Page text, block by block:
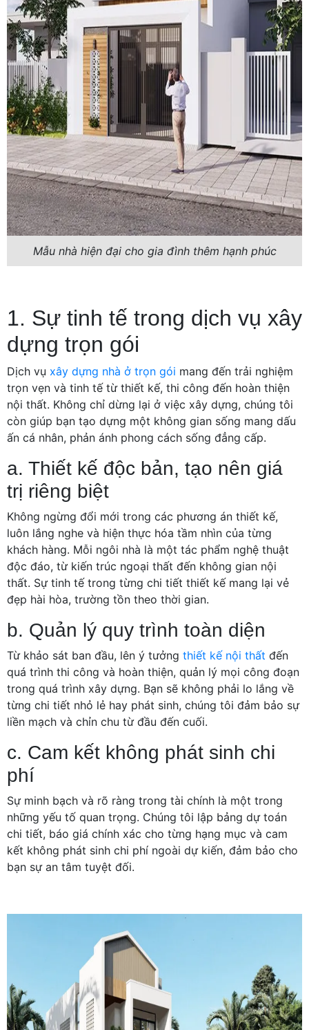
Mẫu nhà hiện đại cho gia đình thêm hạnh phúc
1. Sự tinh tế trong dịch vụ xây
dựng trọn gói
Dịch vụ xây dựng nhà ở trọn gói mang đến trải nghiệm
trọn vẹn và tinh tế từ thiết kế, thi công đến hoàn thiện
nội thất. Không chỉ dừng lại ở việc xây dựng, chúng tôi
còn giúp bạn tạo dựng một không gian sống mang dấu
ấn cá nhân, phản ánh phong cách sống đẳng cấp.
a. Thiết kế độc bản, tạo nên giá
trị riêng biệt
Không ngừng đổi mới trong các phương án thiết kế,
luôn lắng nghe và hiện thực hóa tầm nhìn của từng
khách hàng. Mỗi ngôi nhà là một tác phẩm nghệ thuật
độc đáo, từ kiến trúc ngoại thất đến không gian nội
thất. Sự tinh tế trong từng chi tiết thiết kế mang lại vẻ
đẹp hài hòa, trường tồn theo thời gian.
b. Quản lý quy trình toàn diện
Từ khảo sát ban đầu, lên ý tưởng thiết kế nội thất đến
quá trình thi công và hoàn thiện, quản lý mọi công đoạn
trong quá trình xây dựng. Bạn sẽ không phải lo lắng về
từng chi tiết nhỏ lẻ hay phát sinh, chúng tôi đảm bảo sự
liền mạch và chỉn chu từ đầu đến cuối.
c. Cam kết không phát sinh chi
phí
Sự minh bạch và rõ ràng trong tài chính là một trong
những yếu tố quan trọng. Chúng tôi lập bảng dự toán
chi tiết, báo giá chính xác cho từng hạng mục và cam
kết không phát sinh chi phí ngoài dự kiến, đảm bảo cho
bạn sự an tâm tuyệt đối.